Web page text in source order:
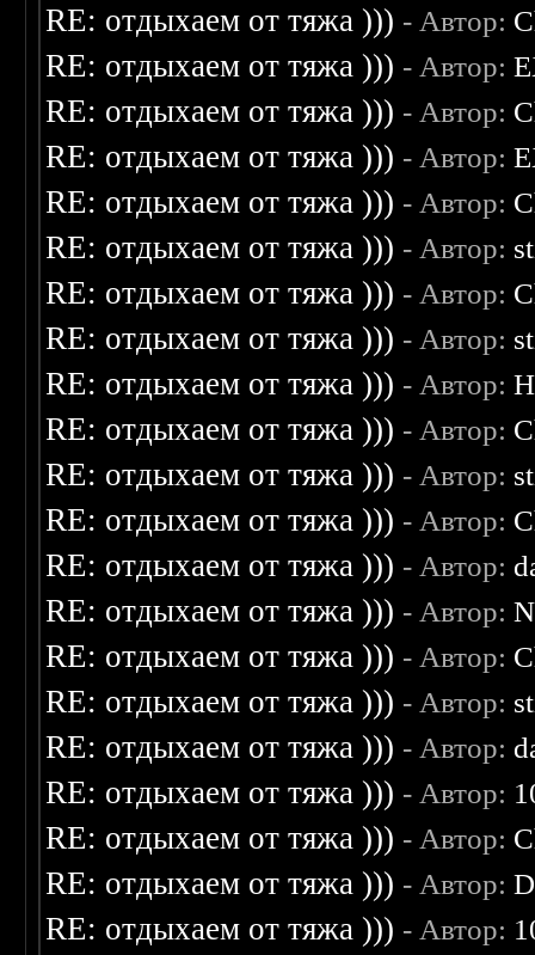
RE: отдыхаем от тяжа ))) - Автор:
RE: отдыхаем от тяжа ))) - Автор:
RE: отдыхаем от тяжа ))) - Автор:
RE: отдыхаем от тяжа ))) - Автор:
RE: отдыхаем от тяжа ))) - Автор:
RE: отдыхаем от тяжа ))) - Автор:
RE: отдыхаем от тяжа ))) - Автор:
RE: отдыхаем от тяжа ))) - Автор:
RE: отдыхаем от тяжа ))) - Автор:
RE: отдыхаем от тяжа ))) - Автор:
RE: отдыхаем от тяжа ))) - Автор:
RE: отдыхаем от тяжа ))) - Автор:
RE: отдыхаем от тяжа ))) - Автор:
RE: отдыхаем от тяжа ))) - Автор:
RE: отдыхаем от тяжа ))) - Автор:
RE: отдыхаем от тяжа ))) - Автор:
RE: отдыхаем от тяжа ))) - Автор:
RE: отдыхаем от тяжа ))) - Автор:
RE: отдыхаем от тяжа ))) - Автор:
RE: отдыхаем от тяжа ))) - Автор:
RE: отдыхаем от тяжа ))) - Автор: